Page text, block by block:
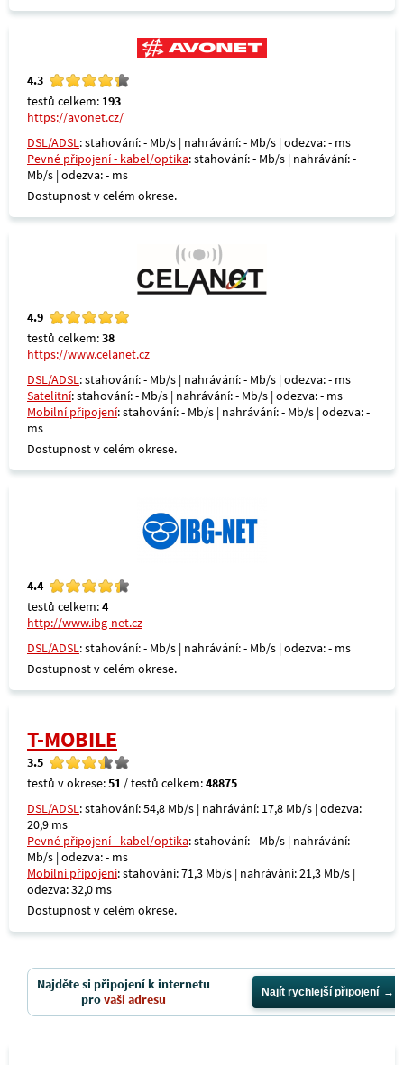
4.3
testů celkem: 193
https://avonet.cz/
DSL/ADSL: stahování: - Mb/s | nahrávání: - Mb/s | odezva: - ms
Pevné připojení - kabel/optika: stahování: - Mb/s | nahrávání: -
Mb/s | odezva: - ms
Dostupnost v celém okrese.
4.9
testů celkem:38
https://www.celanet.cz
DSL/ADSL: stahování: - Mb/s | nahrávání: - Mb/s | odezva: - ms
Satelitní: stahování: - Mb/s | nahrávání: - Mb/s | odezva: - ms
Mobilní připojení: stahování: - Mb/s | nahrávání: - Mb/s | odezva: -
ms
Dostupnost v celém okrese.
4.4
testů celkem:4
http://www.ibg-net.cz
DSL/ADSL: stahování: - Mb/s | nahrávání: - Mb/s | odezva: - ms
Dostupnost v celém okrese.
T-MOBILE
3.5
testů v okrese:51 / testů celkem:48875
DSL/ADSL: stahování: 54,8 Mb/s | nahrávání: 17,8 Mb/s | odezva:
20,9 ms
Pevné připojení - kabel/optika: stahování: - Mb/s | nahrávání: -
Mb/s | odezva: - ms
Mobilní připojení: stahování: 71,3 Mb/s | nahrávání: 21,3 Mb/s |
odezva: 32,0 ms
Dostupnost v celém okrese.
Najděte si připojení k internetu
provaši adresu Najít rychlejší připojení